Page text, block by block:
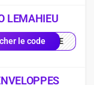
LEMAHIEU
le codeILLE